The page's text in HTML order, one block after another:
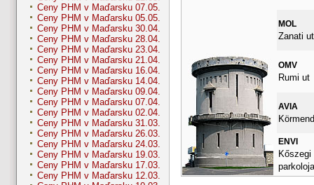
Ceny PHM v Maďarsku 07.05.
Ceny PHM v Maďarsku 05.05.
Ceny PHM v Maďarsku 30.04.
Ceny PHM v Maďarsku 28.04.
Ceny PHM v Maďarsku 23.04.
Ceny PHM v Maďarsku 21.04.
Ceny PHM v Maďarsku 16.04.
Ceny PHM v Maďarsku 14.04.
Ceny PHM v Maďarsku 09.04.
Ceny PHM v Maďarsku 07.04.
Ceny PHM v Maďarsku 02.04.
Ceny PHM v Maďarsku 31.03.
Ceny PHM v Maďarsku 26.03.
Ceny PHM v Maďarsku 24.03.
Ceny PHM v Maďarsku 19.03.
Ceny PHM v Maďarsku 17.03.
Ceny PHM v Maďarsku 12.03.
MOL
Zanati
OMV
Rumi ut
AVIA
ENVI
Kőszegi